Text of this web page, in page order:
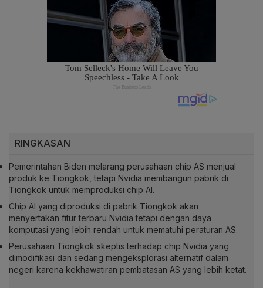
RINGKASAN
Pemerintahan Biden melarang perusahaan chip AS menjual
produk ke Tiongkok, tetapi Nvidia membangun pabrik di
Tiongkok untuk memproduksi chip AI.
Chip AI yang diproduksi di pabrik Tiongkok akan
menyertakan fitur terbaru Nvidia tetapi dengan daya
komputasi yang lebih rendah untuk mematuhi peraturan AS.
Perusahaan Tiongkok skeptis terhadap chip Nvidia yang
dimodifikasi dan sedang mengeksplorasi alternatif dalam
negeri karena kekhawatiran pembatasan AS yang lebih ketat.